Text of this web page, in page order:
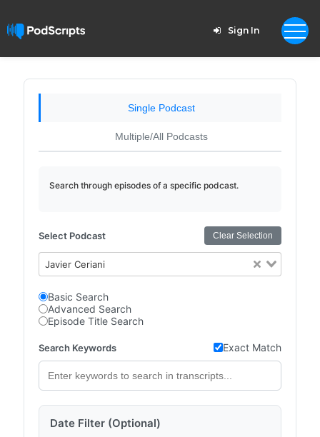
Sign In
Single Podcast
Multiple/All Podcasts
Search through episodes of a specific podcast.
Select Podcast Clear Selection
Javier Ceriani
Basic Search
Advanced Search
Episode Title Search
Search Keywords Exact Match
Date Filter (Optional)